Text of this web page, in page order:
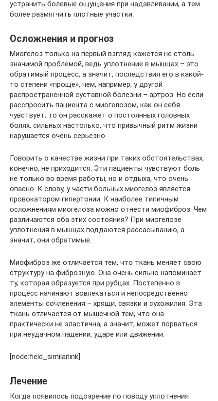
устранить болевые ощущения при надавливании, а тем
более размягчить плотные участки.
Осложнения и прогноз
Миогелоз только на первый взгляд кажется не столь
значимой проблемой, ведь уплотнение в мышцах – это
обратимый процесс, а значит, последствия его в какой-
то степени «проще», чем, например, у другой
распространенной суставной болезни – артроз. Но если
расспросить пациента с миогелозом, как он себя
чувствует, то он расскажет о постоянных головных
болях, сильных настолько, что привычный ритм жизни
нарушается очень серьезно.
Говорить о качестве жизни при таких обстоятельствах,
конечно, не приходится. Эти пациенты чувствуют боль
не только во время работы, но и отдыха, что очень
опасно. К слову, у части больных миогелоз является
провокатором гипертонии. К наиболее типичным
осложнениям миогелоза можно отнести миофиброз. Чем
различаются оба этих состояния? При миогелозе
уплотнения в мышцах поддаются рассасыванию, а
значит, они обратимые.
Миофиброз же отличается тем, что ткань меняет свою
структуру на фиброзную. Она очень сильно напоминает
ту, которая образуется при рубцах. Постепенно в
процесс начинают вовлекаться и непосредственно
элементы сочленения – хрящи, связки и сухожилия. Эта
ткань отличается от мышечной тем, что она
практически не эластична, а значит, может порваться
при неудачном падении, ударе или движении.
[node:field_similarlink]
Лечение
Когда появилось подозрение по поводу уплотнения